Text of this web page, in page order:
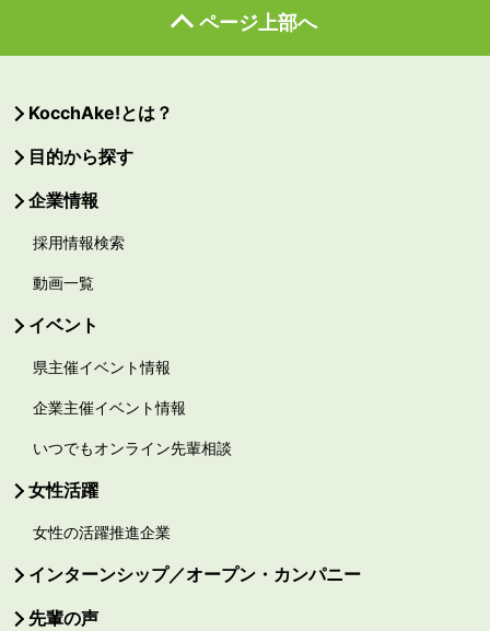
ページ上部へ
KocchAke!とは？
目的から探す
企業情報
採用情報検索
動画一覧
イベント
県主催イベント情報
企業主催イベント情報
いつでもオンライン先輩相談
女性活躍
女性の活躍推進企業
インターンシップ／オープン・カンパニー
先輩の声